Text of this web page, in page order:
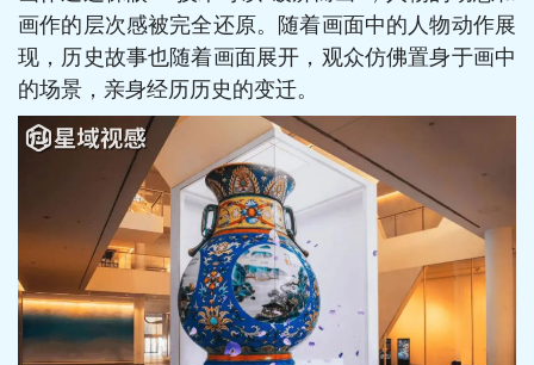
画作的层次感被完全还原。随着画面中的人物动作展
现，历史故事也随着画面展开，观众仿佛置身于画中
的场景，亲身经历历史的变迁。